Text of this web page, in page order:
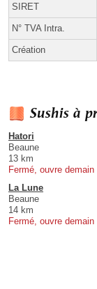
SIRET
N° TVA Intra.
Création
Sushis à
Hatori
Beaune
13 km
Fermé, ouvre demain
La Lune
Beaune
14 km
Fermé, ouvre demain